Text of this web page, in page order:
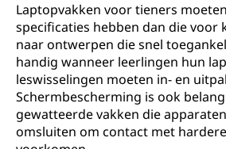
Laptopvakken voor tieners
specificaties hebben dan die voor
naar ontwerpen die snel
handig wanneer leerlingen hun
leswisselingen moeten in- en
Schermbescherming is ook
gewatteerde vakken die
omsluiten om contact met